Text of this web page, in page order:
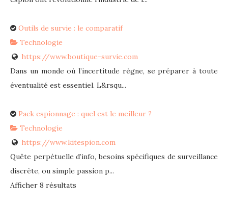
Outils de survie : le comparatif
Technologie
https://www.boutique-survie.com
Dans un monde où l’incertitude règne, se préparer à toute
éventualité est essentiel. L&rsqu...
Pack espionnage : quel est le meilleur ?
Technologie
https://www.kitespion.com
Quête perpétuelle d’info, besoins spécifiques de surveillance
discrète, ou simple passion p...
Afficher 8 résultats